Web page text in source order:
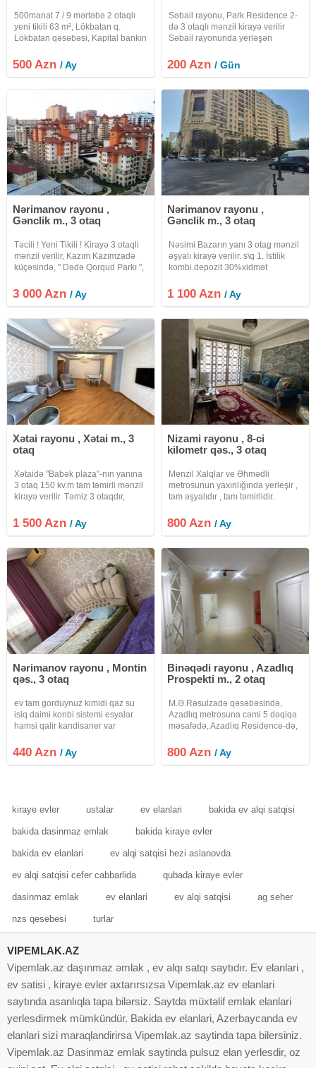
500manat 7 / 9 mərtəbə 2 otaqlı
yeni tikili 63 m², Lökbatan q.
Lökbatan qəsəbəsi, Kapital bankın
avadanlıqlarla təchiz olunub.
Gənc ailələrə üstünlük verilir. 5
500 Azn/ Ay
Səbail rayonu, Park Residence 2-
də 3 otaqlı mənzil kirayə verilir
Səbail rayonunda yerləşən
kompleksində tam təmirli, zövqlə
dizayn edilmiş və tam əşyalı 3
200 Azn/ Gün
Nərimanov rayonu ,
Gənclik m., 3 otaq
Təcili ! Yeni Tikili ! Kirayə 3 otaqli
mənzil verilir, Kazım Kazımzadə
küçəsində, " Dədə Qorqud Parkı ",
metrosu yaxinliğinda. Mərtəbə:
9/6. Ümumi sahəsi:
3 000 Azn/ Ay
Nərimanov rayonu ,
Gənclik m., 3 otaq
Nəsimi Bazarın yanı 3 otag mənzil
əşyalı kirayə verilir. s\q 1. İstilik
kombi.depozit 30%xidmət
1 100 Azn/ Ay
Xətai rayonu , Xətai m., 3
otaq
Xətaidə "Babək plaza"-nın yanına
3 otaq 150 kv.m tam təmirli mənzil
kirayə verilir. Təmiz 3 otaqdır,
görsənən bütün əşya və
avadanlıqlar hamısı evə
1 500 Azn/ Ay
Nizami rayonu , 8-ci
kilometr qəs., 3 otaq
Menzil Xalqlar ve Əhmədli
metrosunun yaxınlığında yerleşir ,
tam əşyalıdır , tam təmirlidir.
şeraiti var. Ətraflı məlumat üçün
Whatsappdan elaqe saxlayardiniz.
800 Azn/ Ay
Nərimanov rayonu , Montin
qəs., 3 otaq
ev tam gorduynuz kimidi qaz su
isiq daimi konbi sistemi esyalar
hamsi qalir kandisaner var
440 Azn/ Ay
Binəqədi rayonu , Azadlıq
Prospekti m., 2 otaq
M.Ə.Rəsulzadə qəsəbəsində,
Azadlıq metrosuna cəmi 5 dəqiqə
məsafədə, Azadlıq Residence-də,
cü mərtəbəsində qanuni 2 otaqlı
ümumi sahəsi 85 m² tam təmirli
800 Azn/ Ay
kiraye evler ustalar ev elanlari bakida ev alqi satqisi
bakida dasinmaz emlak bakida kiraye evler
bakida ev elanlari ev alqi satqisi hezi aslanovda
ev alqi satqisi cefer cabbarlida qubada kiraye evler
dasinmaz emlak ev elanlari ev alqi satqisi ag seher
nzs qesebesi turlar
VIPEMLAK.AZ
Vipemlak.az daşınmaz əmlak , ev alqı satqı saytıdır. Ev elanlari ,
ev satisi , kiraye evler axtarırsızsa Vipemlak.az ev elanlari
saytında asanlıqla tapa bilərsiz. Saytda müxtəlif emlak elanlari
yerlesdirmek mümkündür. Bakida ev elanlari, Azerbaycanda ev
elanlari sizi maraqlandirirsa Vipemlak.az saytinda tapa bilersiniz.
Vipemlak.az Dasinmaz emlak saytinda pulsuz elan yerlesdir, oz